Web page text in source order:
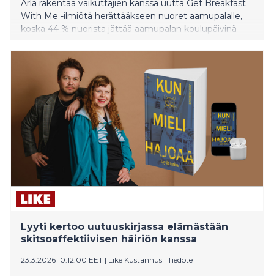
Arla rakentaa vaikuttajien kanssa uutta Get Breakfast
With Me -ilmiötä herättääkseen nuoret aamupalalle,
koska 44 % nuorista jättää aamupalan koulupäivinä
vaikuttajaryhmän kanssa Arla tavoittaa keskiviikkoisin
tuhansia nuoria viihteellisen aamupala-shown äärellä.
Lyyti kertoo uutuuskirjassa elämästään
skitsoaffektiivisen häiriön kanssa
23.3.2026 10:12:00 EET | Like Kustannus | Tiedote